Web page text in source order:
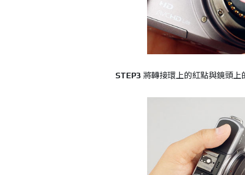
STEP3 將轉接環上的紅點與鏡頭上